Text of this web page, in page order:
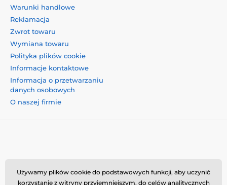
Warunki handlowe
Reklamacja
Zwrot towaru
Wymiana towaru
Polityka plików cookie
Informacje kontaktowe
Informacja o przetwarzaniu
danych osobowych
O naszej firmie
Momanio s.r.o., Okružní 361/14, 74718, Píšť, Czechy,
Używamy plików cookie do podstawowych funkcji, aby uczynić
korzystanie z witryny przyjemniejszym, do celów analitycznych